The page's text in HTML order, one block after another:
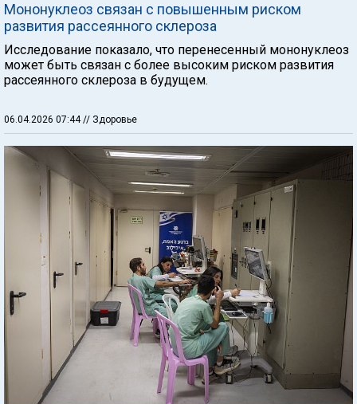
Мононуклеоз связан с повышенным риском
развития рассеянного склероза
Исследование показало, что перенесенный мононуклеоз
может быть связан с более высоким риском развития
рассеянного склероза в будущем.
06.04.2026 07:44// Здоровье